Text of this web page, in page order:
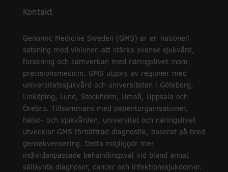
Kontakt
Genomic Medicine Sweden (GMS) är en nationell
satsning med visionen att stärka svensk sjukvård,
forskning och samverkan med näringslivet inom
precisionsmedicin. GMS utgörs av regioner med
universitetssjukvård och universiteten i Göteborg,
Linköping, Lund, Stockholm, Umeå, Uppsala och
Örebro. Tillsammans med patientorganisationer,
hälso- och sjukvården, universitet och näringslivet
utvecklar GMS förbättrad diagnostik, baserat på bred
gensekvensering. Detta möjliggör mer
individanpassade behandlingsval vid bland annat
sällsynta diagnoser, cancer och infektionssjukdomar.